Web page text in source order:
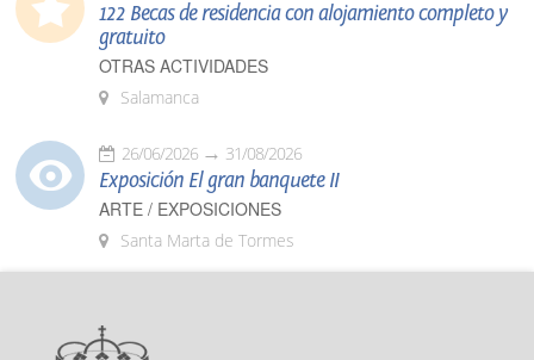
122 Becas de residencia con alojamiento completo y
gratuito
OTRAS ACTIVIDADES
Salamanca
26/06/2026 31/08/2026
Exposición El gran banquete II
ARTE / EXPOSICIONES
Santa Marta de Tormes